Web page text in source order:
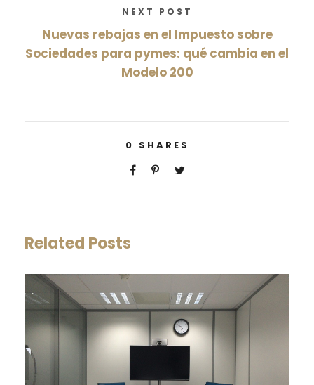
NEXT POST
Nuevas rebajas en el Impuesto sobre
Sociedades para pymes: qué cambia en el
Modelo 200
0 SHARES
Related Posts